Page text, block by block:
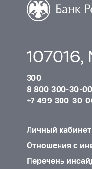
107016,
300
8 800 300-30-00
+7 499 300-30-
Личный
Отношения с
Перечень